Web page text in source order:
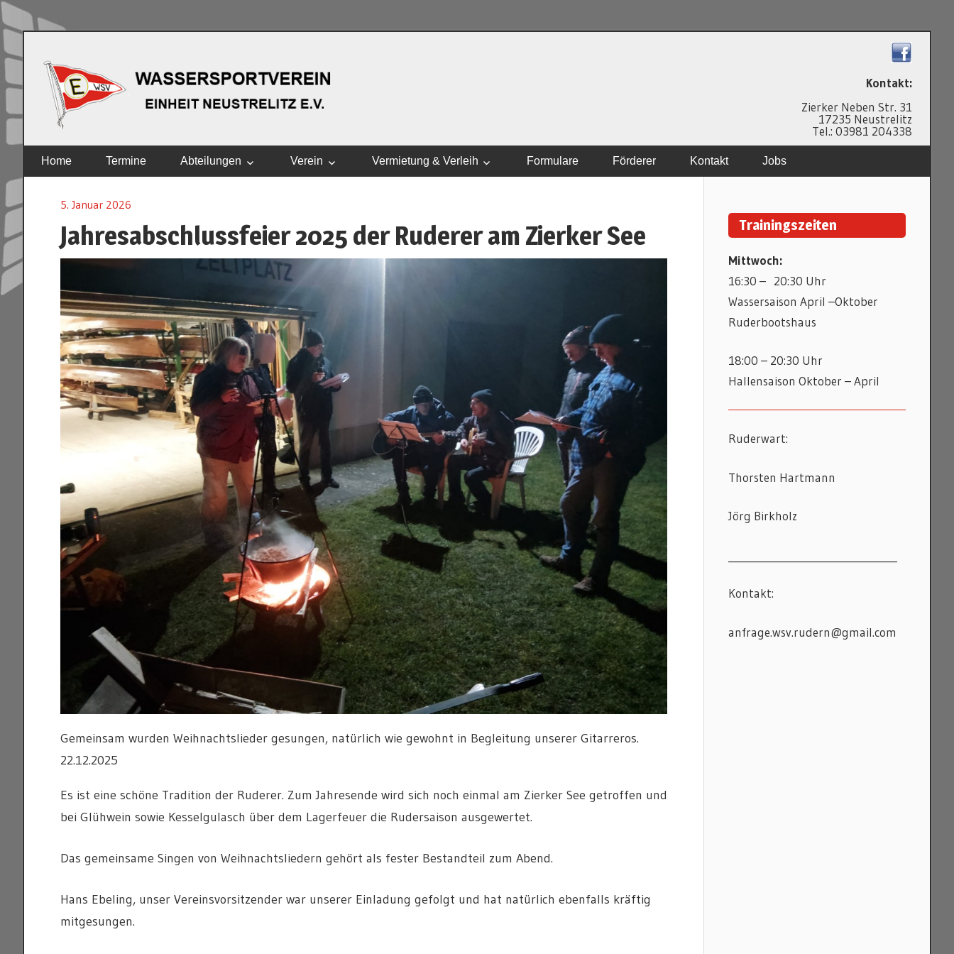
Inhalt
springen
Kontakt:
Zierker Neben Str. 31
17235 Neustrelitz
Tel.: 03981 204338
Home Termine Abteilungen Verein Vermietung & Verleih Formulare Förderer Kontakt Jobs
5. Januar 2026
Jahresabschlussfeier 2025 der Ruderer am Zierker See
Gemeinsam wurden Weihnachtslieder gesungen, natürlich wie gewohnt in Begleitung unserer Gitarreros.
22.12.2025
Es ist eine schöne Tradition der Ruderer. Zum Jahresende wird sich noch einmal am Zierker See getroffen und
bei Glühwein sowie Kesselgulasch über dem Lagerfeuer die Rudersaison ausgewertet.
Das gemeinsame Singen von Weihnachtsliedern gehört als fester Bestandteil zum Abend.
Hans Ebeling, unser Vereinsvorsitzender war unserer Einladung gefolgt und hat natürlich ebenfalls kräftig
mitgesungen.
Trainingszeiten
Mittwoch:
16:30 – 20:30 Uhr
Wassersaison April –Oktober
Ruderbootshaus
18:00 – 20:30 Uhr
Hallensaison Oktober – April
Ruderwart:
Thorsten Hartmann
Jörg Birkholz
Kontakt:
anfrage.wsv.rudern@gmail.com